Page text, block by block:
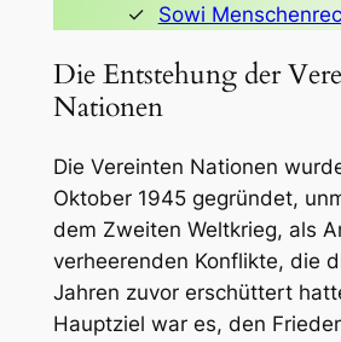
Sowi
Die Entstehung der
Nationen
Die Vereinten Nationen
Oktober 1945 gegründet,
dem Zweiten Weltkrieg, als
verheerenden Konflikte, die
Jahren zuvor erschüttert
Hauptziel war es, den